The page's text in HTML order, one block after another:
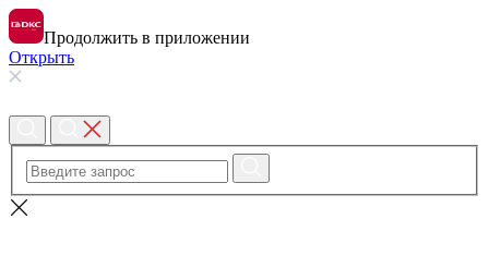
Продолжить в приложении
Открыть